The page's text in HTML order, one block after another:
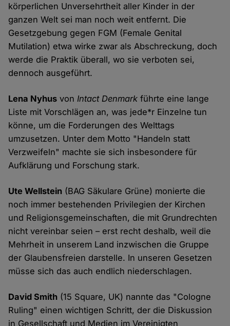
körperlichen Unversehrtheit aller Kinder in der
ganzen Welt sei man noch weit entfernt. Die
Gesetzgebung gegen FGM (Female Genital
Mutilation) etwa wirke zwar als Abschreckung, doch
werde die Praktik überall, wo sie verboten sei,
dennoch ausgeführt.
Lena Nyhus von Intact Denmark führte eine lange
Liste mit Vorschlägen an, was jede*r Einzelne tun
könne, um die Forderungen des Welttags
umzusetzen. Unter dem Motto "Handeln statt
Verzweifeln" machte sie sich insbesondere für
Aufklärung und Forschung stark.
Ute Wellstein (BAG Säkulare Grüne) monierte die
noch immer bestehenden Privilegien der Kirchen
und Religionsgemeinschaften, die mit Grundrechten
nicht vereinbar seien – erst recht deshalb, weil die
Mehrheit in unserem Land inzwischen die Gruppe
der Glaubensfreien darstelle. In unseren Gesetzen
müsse sich das auch endlich niederschlagen.
David Smith (15 Square, UK) nannte das "Cologne
Ruling" einen wichtigen Schritt, der die Diskussion
in Gesellschaft und Medien im Vereinigten